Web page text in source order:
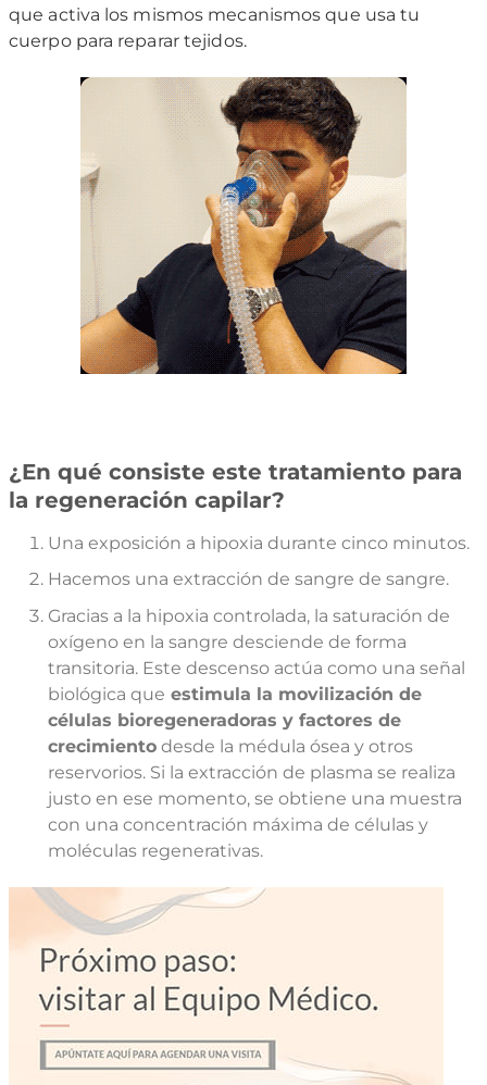
que activa los mismos mecanismos que usa tu
cuerpo para reparar tejidos.
¿En qué consiste este tratamiento para
la regeneración capilar?
Una exposición a hipoxia durante cinco minutos.
Hacemos una extracción de sangre de sangre.
Gracias a la hipoxia controlada, la saturación de
oxígeno en la sangre desciende de forma
transitoria. Este descenso actúa como una señal
biológica que estimula la movilización de
células bioregeneradoras y factores de
crecimientodesde la médula ósea y otros
reservorios. Si la extracción de plasma se realiza
justo en ese momento, se obtiene una muestra
con una concentración máxima de células y
moléculas regenerativas.